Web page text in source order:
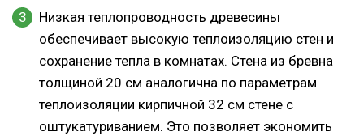
Низкая теплопроводность древесины
обеспечивает высокую теплоизоляцию стен и
сохранение тепла в комнатах. Стена из бревна
толщиной 20 см аналогична по параметрам
теплоизоляции кирпичной 32 см стене с
оштукатуриванием. Это позволяет экономить